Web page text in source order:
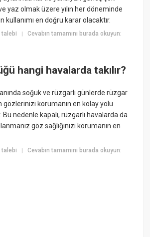
yaz olmak üzere yılın her döneminde
kullanımı en doğru karar olacaktır.
talebi |Cevabın tamamını burada okuyun:
hangi havalarda takılır?
soğuk ve rüzgarlı günlerde rüzgar
gözlerinizi korumanın en kolay yolu
nedenle kapalı, rüzgarlı havalarda da
göz sağlığınızı korumanın en
talebi |Cevabın tamamını burada okuyun: